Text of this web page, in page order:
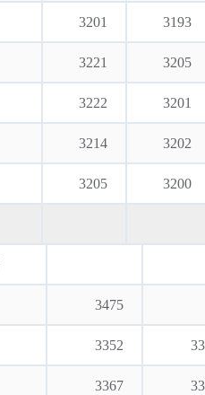
3201 3193
3221 3205
3222 3201
3214 3202
3205 3200
3475
3352
3367